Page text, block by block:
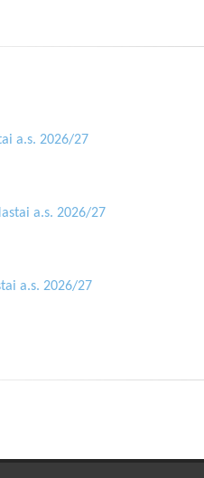
a.s. 2026/27
a.s. 2026/27
a.s. 2026/27